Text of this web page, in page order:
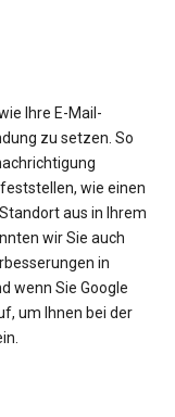
Ihre E-Mail-
zu setzen. So
wie einen
aus in Ihrem
wir Sie auch
in
wenn Sie Google
um Ihnen bei der